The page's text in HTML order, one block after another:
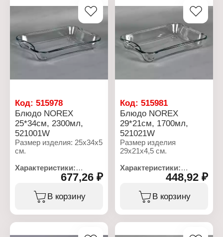
Материал: стекло
Декор: без рисунка
Упаковка: в коробке
Код: 515978
Блюдо NOREX
25*34см, 2300мл,
521001W
Размер изделия: 25х34х5
см.
Характеристики:
Бренд: NORITAZEH
Серия: NOREX
Тип товара: Блюдо
Цвет: прозрачный
677,26 ₽
В корзину
Код:515981
Блюдо NOREX
29*21см, 1700мл,
521021W
Размер изделия
29х21х4,5 см.
Характеристики:
Бренд: NORITAZEH
Серия: NOREX
Тип товара: Блюдо
Цвет: прозрачный
448,92 ₽
В корзину